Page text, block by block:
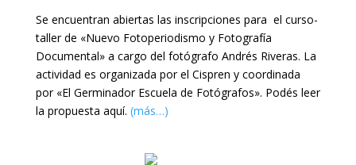
Se encuentran abiertas las inscripciones para el curso-
taller de «Nuevo Fotoperiodismo y Fotografía
Documental» a cargo del fotógrafo Andrés Riveras. La
actividad es organizada por el Cispren y coordinada
por «El Germinador Escuela de Fotógrafos». Podés leer
la propuesta aquí. (más…)